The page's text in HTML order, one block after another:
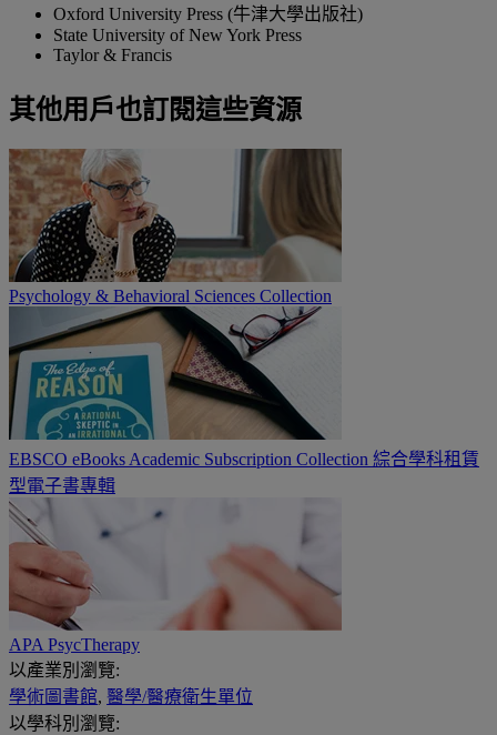
Oxford University Press (牛津大學出版社)
State University of New York Press
Taylor & Francis
其他用戶也訂閱這些資源
Psychology & Behavioral Sciences Collection
EBSCO eBooks Academic Subscription Collection 綜合學科租賃
型電子書專輯
APA PsycTherapy
以產業別瀏覽:
學術圖書館, 醫學/醫療衛生單位
以學科別瀏覽: